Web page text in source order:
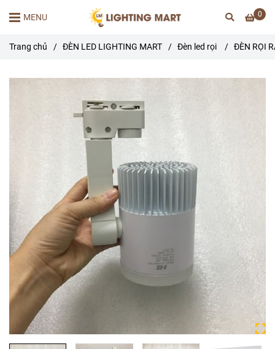
0
MENU
Trang chủ / ĐÈN LED LIGHTING MART / Đèn led rọi / ĐÈN RỌI